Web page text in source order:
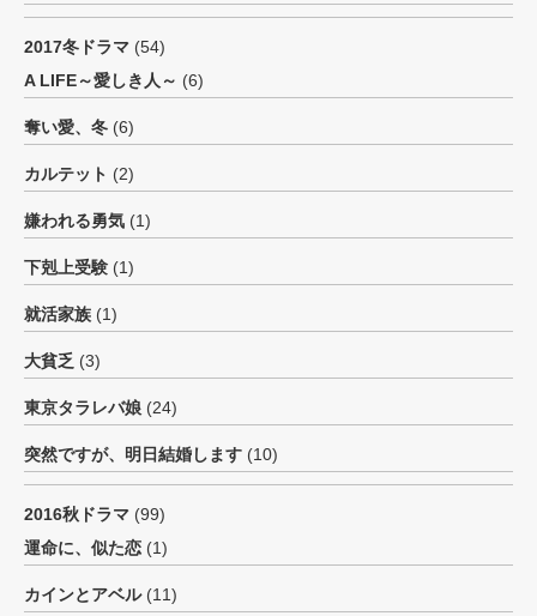
2017冬ドラマ (54)
A LIFE～愛しき人～ (6)
奪い愛、冬 (6)
カルテット (2)
嫌われる勇気 (1)
下剋上受験 (1)
就活家族 (1)
大貧乏 (3)
東京タラレバ娘 (24)
突然ですが、明日結婚します (10)
2016秋ドラマ (99)
運命に、似た恋 (1)
カインとアベル(11)